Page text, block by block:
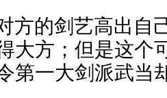
方的剑艺高出自
大方；但是这个
第一大剑派武当